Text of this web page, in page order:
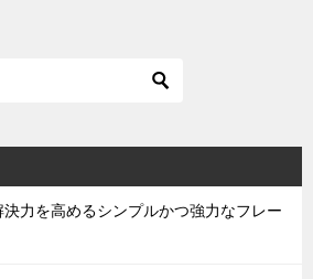
力を高めるシンプルかつ強力なフレー